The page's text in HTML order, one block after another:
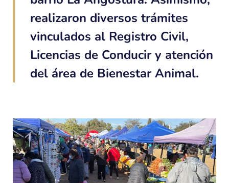
realizaron diversos trámites
vinculados al Registro Civil,
Licencias de Conducir y atención
del área de Bienestar Animal.